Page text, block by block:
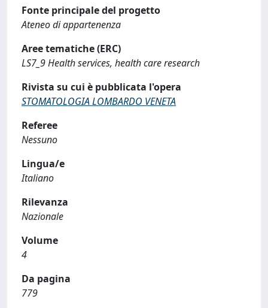
Fonte principale del progetto
Ateneo di appartenenza
Aree tematiche (ERC)
LS7_9 Health services, health care research
Rivista su cui è pubblicata l'opera
STOMATOLOGIA LOMBARDO VENETA
Referee
Nessuno
Lingua/e
Italiano
Rilevanza
Nazionale
Volume
4
Da pagina
779